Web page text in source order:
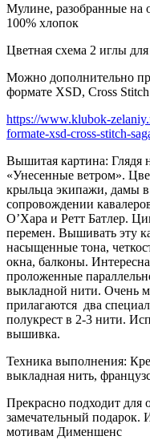
Мулине, разобранные на
100% хлопок
Цветная схема 2 иглы
Можно дополнительно
формате XSD, Cross
https://www.klubok-
formate-xsd-cross-stitch-
Вышитая картина: Глядя
«Унесенные ветром».
крыльца экипажи, дамы в
сопровождении
О’Хара и Ретт Батлер.
перемен. Вышивать эту
насыщенные тона,
окна, балконы.
проложенные
выкладной нити. Очень
прилагаются два
полукрест в 2-3 нити.
вышивка.
Техника выполнения:
выкладная нить,
Прекрасно подходит для
замечательный подарок.
мотивам Дименшенс